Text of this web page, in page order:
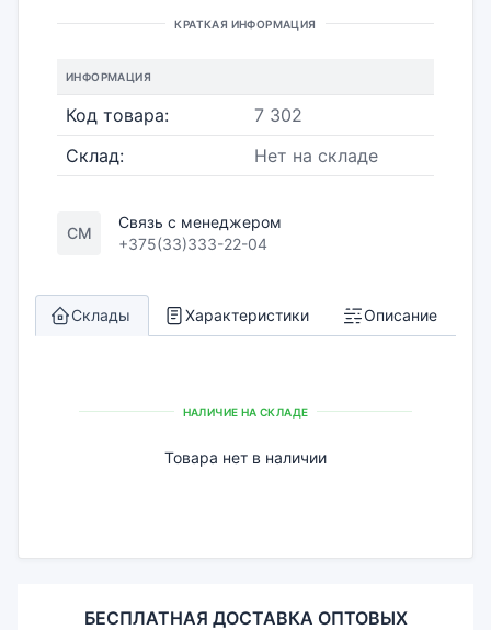
КРАТКАЯ ИНФОРМАЦИЯ
ИНФОРМАЦИЯ
Код товара:
7 302
Склад:
Нет на складе
СМ
Связь с менеджером
+375(33)333-22-04
Склады Характеристики Описание
НАЛИЧИЕ НА СКЛАДЕ
Товара нет в наличии
БЕСПЛАТНАЯ ДОСТАВКА ОПТОВЫХ